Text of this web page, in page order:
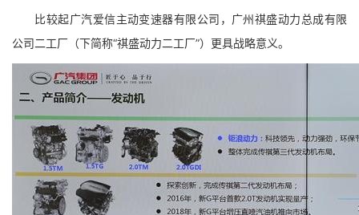
比较起广汽爱信主动变速器有限公司，广州祺盛动力总成有限
公司二工厂（下简称“祺盛动力二工厂”）更具战略意义。